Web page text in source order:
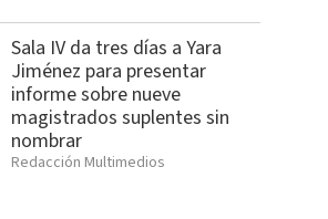
Sala IV da tres días a Yara
Jiménez para presentar
informe sobre nueve
magistrados suplentes sin
nombrar
Redacción Multimedios